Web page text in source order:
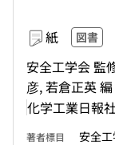
紙 図書
安全工学会 監
彦, 若倉正英 編
化学工業日報
著者標目 安全